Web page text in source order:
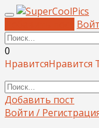
0
НравитсяНравится
Добавить пост
Войти /